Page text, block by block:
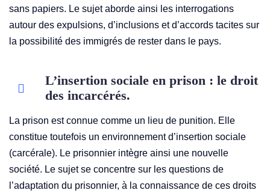
sans papiers. Le sujet aborde ainsi les interrogations
autour des expulsions, d’inclusions et d’accords tacites sur
la possibilité des immigrés de rester dans le pays.
L’insertion sociale en prison : le droit
des incarcérés.
La prison est connue comme un lieu de punition. Elle
constitue toutefois un environnement d’insertion sociale
(carcérale). Le prisonnier intègre ainsi une nouvelle
société. Le sujet se concentre sur les questions de
l’adaptation du prisonnier, à la connaissance de ces droits